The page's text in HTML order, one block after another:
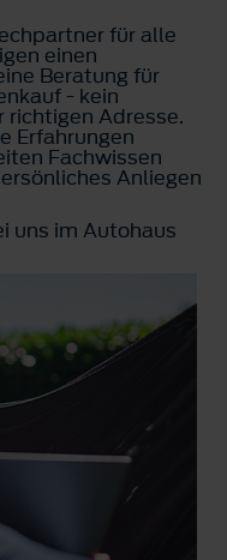
für alle
einen
Beratung für
- kein
richtigen Adresse.
Erfahrungen
Fachwissen
Anliegen
uns im Autohaus